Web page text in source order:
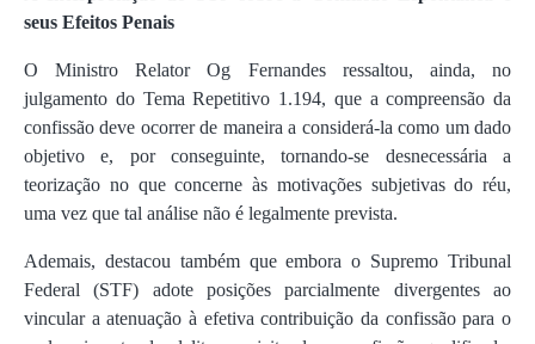
seus Efeitos Penais
O Ministro Relator Og Fernandes ressaltou, ainda, no
julgamento do Tema Repetitivo 1.194, que a compreensão da
confissão deve ocorrer de maneira a considerá-la como um dado
objetivo e, por conseguinte, tornando-se desnecessária a
teorização no que concerne às motivações subjetivas do réu,
uma vez que tal análise não é legalmente prevista.
Ademais, destacou também que embora o Supremo Tribunal
Federal (STF) adote posições parcialmente divergentes ao
vincular a atenuação à efetiva contribuição da confissão para o